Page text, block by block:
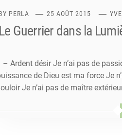
PERLA 25 AOÛT 2015
Le Guerrier dans la
– Ardent désir Je n’ai pas de
de Dieu est ma force Je
Je n’ai pas de maître